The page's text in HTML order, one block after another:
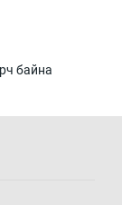
байна